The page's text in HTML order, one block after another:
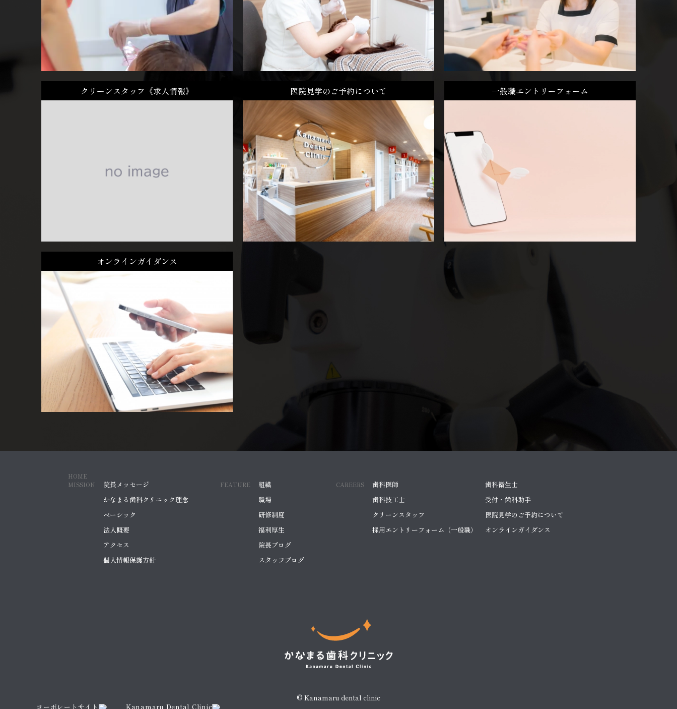
クリーンスタッフ《求人情報》 医院見学のご予約について 一般職エントリーフォーム
オンラインガイダンス
HOME
MISSION
院長メッセージ
かなまる歯科クリニック理念
ベーシック
法人概要
アクセス
個人情報保護方針
FEATURE
組織
職場
研修制度
福利厚生
院長ブログ
スタッフブログ
CAREERS 歯科医師
歯科衛生士
歯科技工士
受付・歯科助手
クリーンスタッフ
医院見学のご予約について
採用エントリーフォーム（一般職）
オンラインガイダンス
© Kanamaru dental clinic
コーポレートサイト
Kanamaru Dental Clinic